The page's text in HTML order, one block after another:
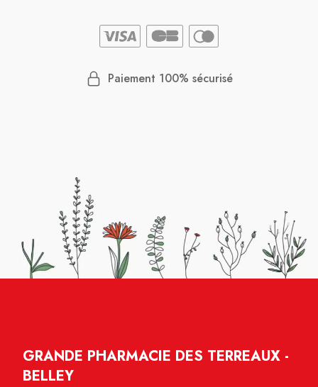
Paiement 100% sécurisé
GRANDE PHARMACIE DES TERREAUX -
BELLEY